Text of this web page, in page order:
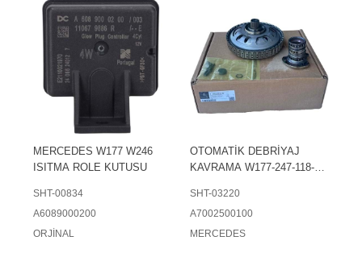
MERCEDES W177 W246
ISITMA ROLE KUTUSU
SHT-00834
A6089000200
ORJİNAL
OTOMATİK DEBRİYAJ
KAVRAMA W177-247-118-A-
BMW-X2-X1-F40-MEGANE
IV CLİO V CAPTUR-
QASHQAİ II 1.3 TCE-1.5
SHT-03220
A7002500100
MERCEDES